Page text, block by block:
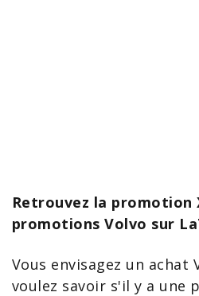
Retrouvez la promotion
promotions Volvo sur
Vous envisagez un achat
voulez savoir s'il y a une